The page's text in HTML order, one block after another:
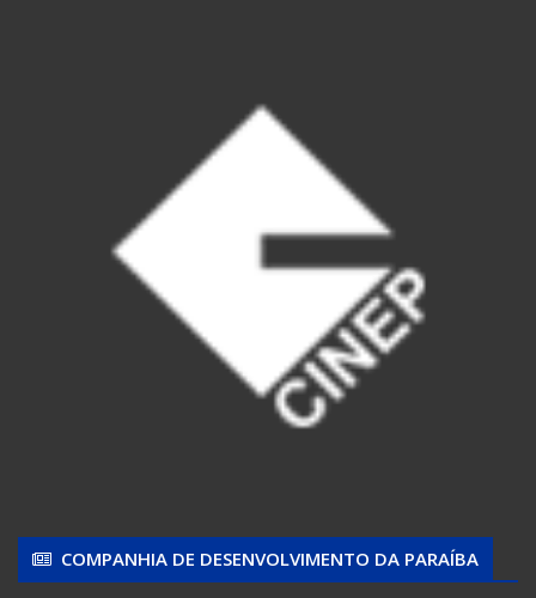
COMPANHIA DE DESENVOLVIMENTO DA PARAÍBA